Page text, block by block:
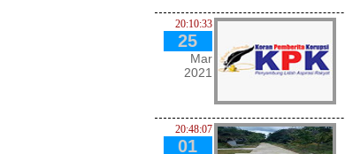
20:10:33
25
Mar
2021
20:48:07
01